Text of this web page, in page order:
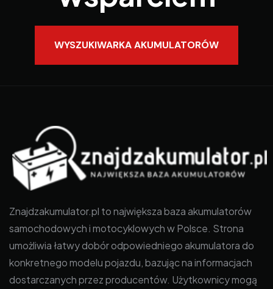
WYSZUKIWARKA AKUMULATORÓW
Znajdzakumulator.pl to największa baza akumulatorów
samochodowych i motocyklowych w Polsce. Strona
umożliwia łatwy dobór odpowiedniego akumulatora do
konkretnego modelu pojazdu, bazując na informacjach
dostarczanych przez producentów. Użytkownicy mogą